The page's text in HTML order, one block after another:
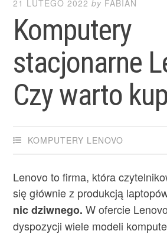
21 LUTEGO 2022 by FABIAN
Komputery
stacjonarne
Czy warto
KOMPUTERY LENOVO
Lenovo to firma, która
się głównie z produkcją
nic dziwnego. W ofercie
dyspozycji wiele modeli